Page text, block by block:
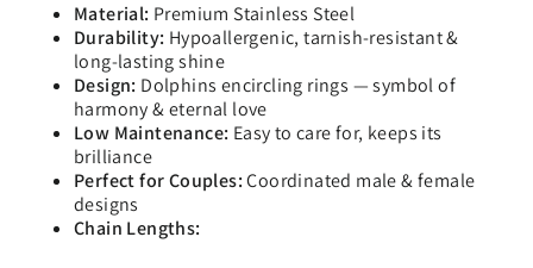
Material: Premium Stainless Steel
Durability: Hypoallergenic, tarnish-resistant &
long-lasting shine
Design: Dolphins encircling rings — symbol of
harmony & eternal love
Low Maintenance: Easy to care for, keeps its
brilliance
Perfect for Couples:Coordinated male & female
designs
Chain Lengths: